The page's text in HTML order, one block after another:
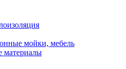
мойки, мебель
материалы